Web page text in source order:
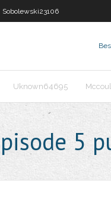
Sobolewski23106
Uknown64695
5